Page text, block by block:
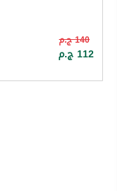
140 ج.م
112 ج.م